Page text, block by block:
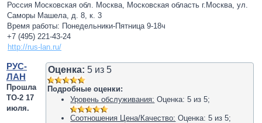
Россия Московская обл. Москва, Московская область г.Москва, ул.
Саморы Машела, д. 8, к. 3
Время работы: Понедельники-Пятница 9-18ч
+7 (495) 221-43-24
http://rus-lan.ru/
Оценка: 5 из5
Подробные оценки:
Уровень обслуживания: Оценка:5 из5;
Соотношения Цена/Качество: Оценка:5 из5;
РУС-
ЛАН
Прошла
ТО-2 17
июля.